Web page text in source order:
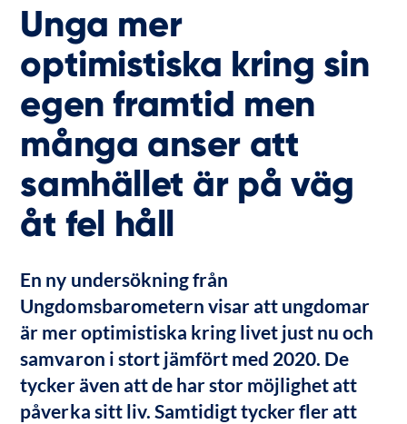
Unga mer
optimistiska kring sin
egen framtid men
många anser att
samhället är på väg
åt fel håll
En ny undersökning från
Ungdomsbarometern visar att ungdomar
är mer optimistiska kring livet just nu och
samvaron i stort jämfört med 2020. De
tycker även att de har stor möjlighet att
påverka sitt liv. Samtidigt tycker fler att